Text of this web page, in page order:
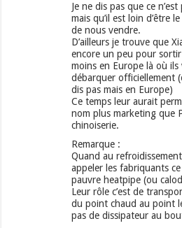
Je ne dis pas que ce
mais qu’il est loin d’être
de nous vendre.
D’ailleurs je trouve que
encore un peu pour
moins en Europe là où
débarquer officiellement
dis pas mais en Europe)
Ce temps leur aurait
nom plus marketing que
chinoiserie.
Remarque :
Quand au
appeler les fabriquants ce
pauvre heatpipe (ou
Leur rôle c’est de
du point chaud au point
pas de dissipateur au